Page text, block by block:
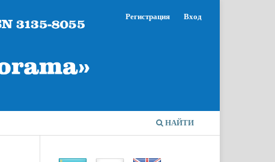
НАЙТИ
Регистрация Вход